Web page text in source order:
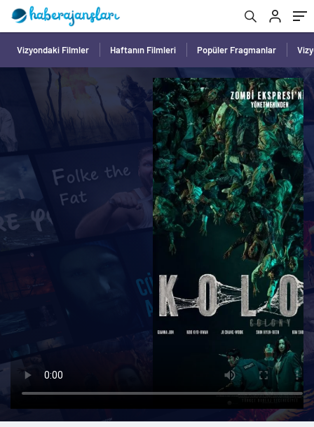
Vizyondaki Filmler Haftanın Filmleri Popüler Fragmanlar